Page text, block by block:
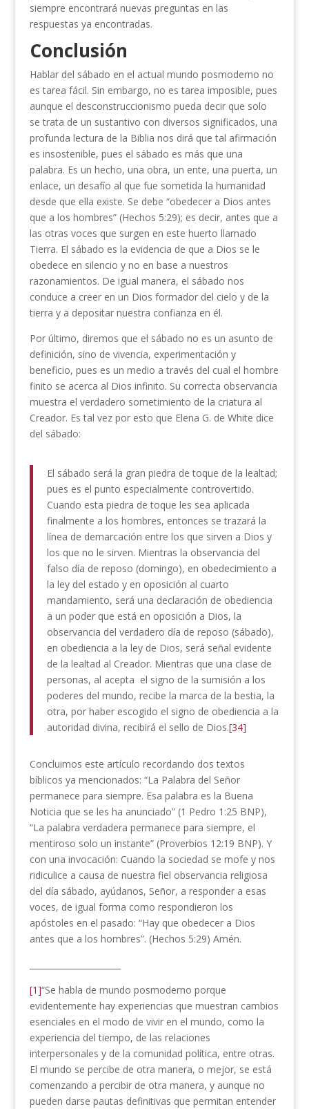
siempre encontrará nuevas preguntas en las
respuestas ya encontradas.
Conclusión
Hablar del sábado en el actual mundo posmoderno no
es tarea fácil. Sin embargo, no es tarea imposible, pues
aunque el desconstruccionismo pueda decir que solo
se trata de un sustantivo con diversos significados, una
profunda lectura de la Biblia nos dirá que tal afirmación
es insostenible, pues el sábado es más que una
palabra. Es un hecho, una obra, un ente, una puerta, un
enlace, un desafío al que fue sometida la humanidad
desde que ella existe. Se debe “obedecer a Dios antes
que a los hombres” (Hechos 5:29); es decir, antes que a
las otras voces que surgen en este huerto llamado
Tierra. El sábado es la evidencia de que a Dios se le
obedece en silencio y no en base a nuestros
razonamientos. De igual manera, el sábado nos
conduce a creer en un Dios formador del cielo y de la
tierra y a depositar nuestra confianza en él.
Por último, diremos que el sábado no es un asunto de
definición, sino de vivencia, experimentación y
beneficio, pues es un medio a través del cual el hombre
finito se acerca al Dios infinito. Su correcta observancia
muestra el verdadero sometimiento de la criatura al
Creador. Es tal vez por esto que Elena G. de White dice
del sábado:
El sábado será la gran piedra de toque de la lealtad;
pues es el punto especialmente controvertido.
Cuando esta piedra de toque les sea aplicada
finalmente a los hombres, entonces se trazará la
línea de demarcación entre los que sirven a Dios y
los que no le sirven. Mientras la observancia del
falso día de reposo (domingo), en obedecimiento a
la ley del estado y en oposición al cuarto
mandamiento, será una declaración de obediencia
a un poder que está en oposición a Dios, la
observancia del verdadero día de reposo (sábado),
en obediencia a la ley de Dios, será señal evidente
de la lealtad al Creador. Mientras que una clase de
personas, al acepta el signo de la sumisión a los
poderes del mundo, recibe la marca de la bestia, la
otra, por haber escogido el signo de obediencia a la
autoridad divina, recibirá el sello de Dios.[34]
Concluimos este artículo recordando dos textos
bíblicos ya mencionados: “La Palabra del Señor
permanece para siempre. Esa palabra es la Buena
Noticia que se les ha anunciado” (1 Pedro 1:25 BNP),
“La palabra verdadera permanece para siempre, el
mentiroso solo un instante” (Proverbios 12:19 BNP). Y
con una invocación: Cuando la sociedad se mofe y nos
ridiculice a causa de nuestra fiel observancia religiosa
del día sábado, ayúdanos, Señor, a responder a esas
voces, de igual forma como respondieron los
apóstoles en el pasado: “Hay que obedecer a Dios
antes que a los hombres”. (Hechos 5:29) Amén.
[1]“Se habla de mundo posmoderno porque
evidentemente hay experiencias que muestran cambios
esenciales en el modo de vivir en el mundo, como la
experiencia del tiempo, de las relaciones
interpersonales y de la comunidad política, entre otras.
El mundo se percibe de otra manera, o mejor, se está
comenzando a percibir de otra manera, y aunque no
pueden darse pautas definitivas que permitan entender